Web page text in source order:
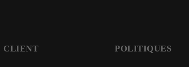
CLIENT POLITIQUES